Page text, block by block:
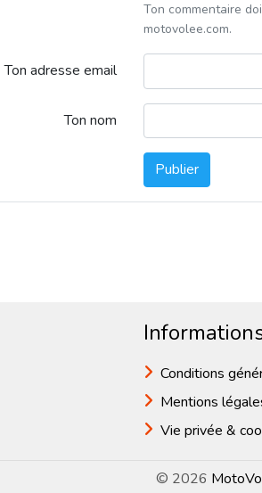
Ton commentaire
motovolee.com.
Ton adresse email
Ton nom
Publier
Conditions
Mentions
Vie privée &
© 2026